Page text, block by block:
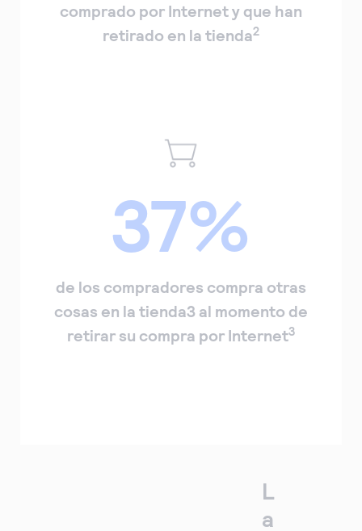
comprado por Internet y que han
retirado en la tienda2
37%
de los compradores compra otras
cosas en la tienda3 al momento de
retirar su compra por Internet3
L
a